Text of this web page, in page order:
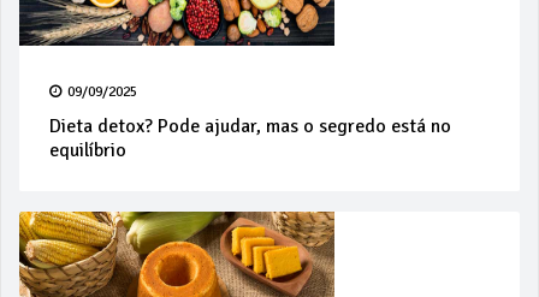
09/09/2025
Dieta detox? Pode ajudar, mas o segredo está no
equilíbrio